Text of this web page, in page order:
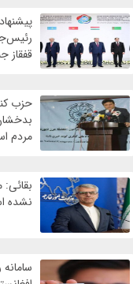
قفقاز
حزب
مردم
نشده